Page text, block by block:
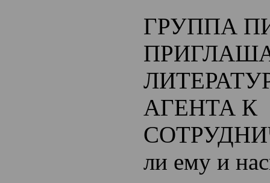
ГРУППА
АГЕНТА К
ли ему и